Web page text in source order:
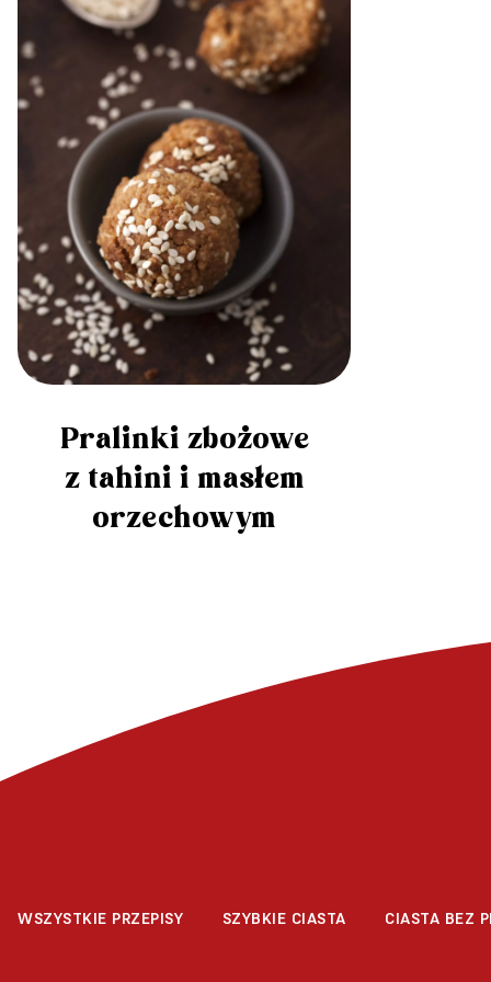
Pralinki zbożowe
z tahini i masłem
orzechowym
WSZYSTKIE PRZEPISY SZYBKIE CIASTA CIASTA BEZ